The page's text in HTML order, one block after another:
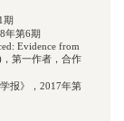
期
年第6期
Evidence from
，第一作者，合作
报》，2017年第